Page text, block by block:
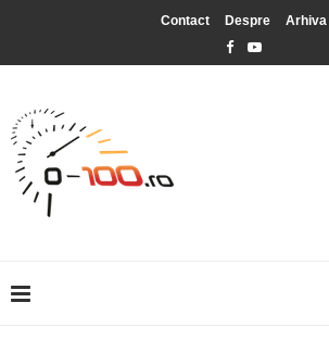
Contact Despre Arhiva